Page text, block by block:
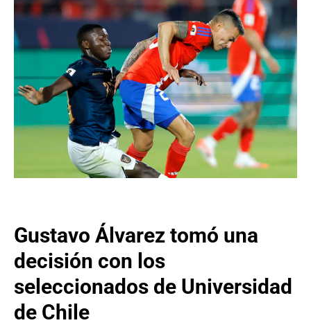
Gustavo Álvarez tomó una
decisión con los
seleccionados de Universidad
de Chile